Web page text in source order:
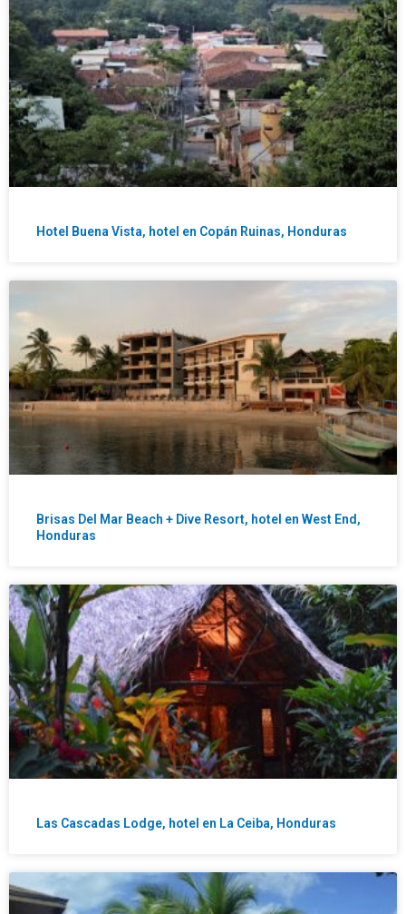
Hotel Buena Vista, hotel en Copán Ruinas, Honduras
Brisas Del Mar Beach + Dive Resort, hotel en West End,
Honduras
Las Cascadas Lodge, hotel en La Ceiba, Honduras